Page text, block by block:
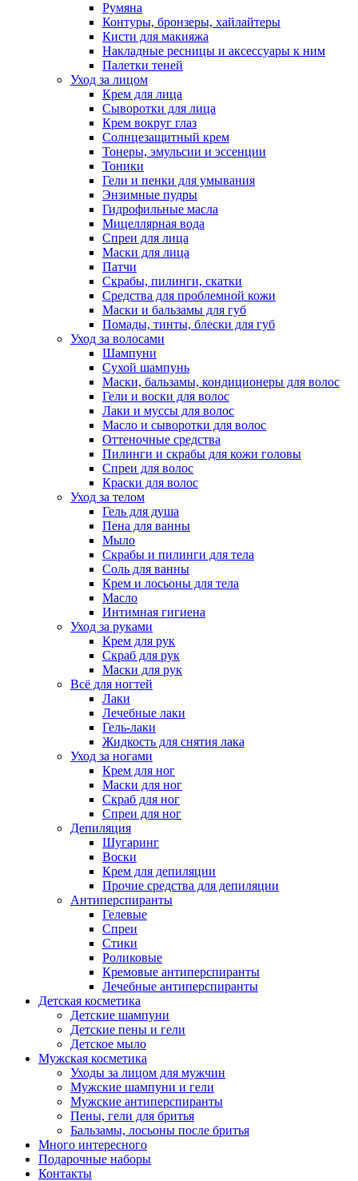
Румяна
Контуры, бронзеры, хайлайтеры
Кисти для макияжа
Накладные ресницы и аксессуары к ним
Палетки теней
Уход за лицом
Крем для лица
Сыворотки для лица
Крем вокруг глаз
Солнцезащитный крем
Тонеры, эмульсии и эссенции
Тоники
Гели и пенки для умывания
Энзимные пудры
Гидрофильные масла
Мицеллярная вода
Спреи для лица
Маски для лица
Патчи
Скрабы, пилинги, скатки
Средства для проблемной кожи
Маски и бальзамы для губ
Помады, тинты, блески для губ
Уход за волосами
Шампуни
Сухой шампунь
Маски, бальзамы, кондиционеры для волос
Гели и воски для волос
Лаки и муссы для волос
Масло и сыворотки для волос
Оттеночные средства
Пилинги и скрабы для кожи головы
Спреи для волос
Краски для волос
Уход за телом
Гель для душа
Пена для ванны
Мыло
Скрабы и пилинги для тела
Соль для ванны
Крем и лосьоны для тела
Масло
Интимная гигиена
Уход за руками
Крем для рук
Скраб для рук
Маски для рук
Всё для ногтей
Лаки
Лечебные лаки
Гель-лаки
Жидкость для снятия лака
Уход за ногами
Крем для ног
Маски для ног
Скраб для ног
Спреи для ног
Депиляция
Шугаринг
Воски
Крем для депиляции
Прочие средства для депиляции
Антиперспиранты
Гелевые
Спреи
Стики
Роликовые
Кремовые антиперспиранты
Лечебные антиперспиранты
Детская косметика
Детские шампуни
Детские пены и гели
Детское мыло
Мужская косметика
Уходы за лицом для мужчин
Мужские шампуни и гели
Мужские антиперспиранты
Пены, гели для бритья
Бальзамы, лосьоны после бритья
Много интересного
Подарочные наборы
Контакты